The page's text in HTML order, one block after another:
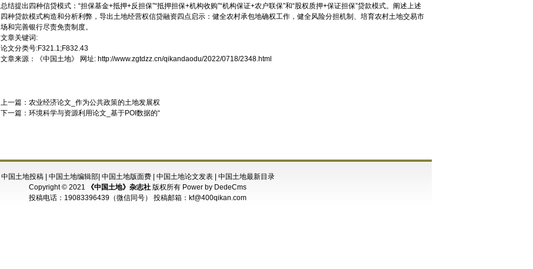
总结提出四种信贷模式：“担保基金+抵押+反担保”“抵押担保+机构收购”“机构保证+农户联保”和“股权质押+保证担保”贷款模式。阐述上述
四种贷款模式构造和分析利弊，导出土地经营权信贷融资四点启示：健全农村承包地确权工作，健全风险分担机制、培育农村土地交易市
场和完善银行尽责免责制度。
文章关键词:
论文分类号:F321.1;F832.43
文章来源：
《中国土地》 网址: http://www.zgtdzz.cn/qikandaodu/2022/0718/2348.html
上一篇： 农业经济论文_作为公共政策的土地发展权
下一篇： 环境科学与资源利用论文_基于POI数据的“
中国土地投稿| 中国土地编辑部| 中国土地版面费| 中国土地论文发表| 中国土地最新目录
Copyright © 2021
《中国土地》杂志社 版权所有 Power by DedeCms
投稿电话： 19083396439（微信同号） 投稿邮箱： kf@400qikan.com